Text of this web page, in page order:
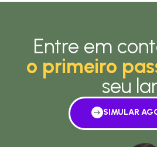
Entre em
o primeiro
seu
SIMULAR